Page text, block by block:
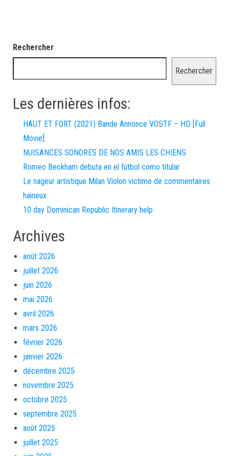
Rechercher
Rechercher
Les dernières infos:
HAUT ET FORT (2021) Bande Annonce VOSTF – HD [Full
Movie]
NUISANCES SONORES DE NOS AMIS LES CHIENS
Romeo Beckham debuta en el fútbol como titular
Le nageur artistique Milan Violon victime de commentaires
haineux
10 day Dominican Republic Itinerary help
Archives
août 2026
juillet 2026
juin 2026
mai 2026
avril 2026
mars 2026
février 2026
janvier 2026
décembre 2025
novembre 2025
octobre 2025
septembre 2025
août 2025
juillet 2025